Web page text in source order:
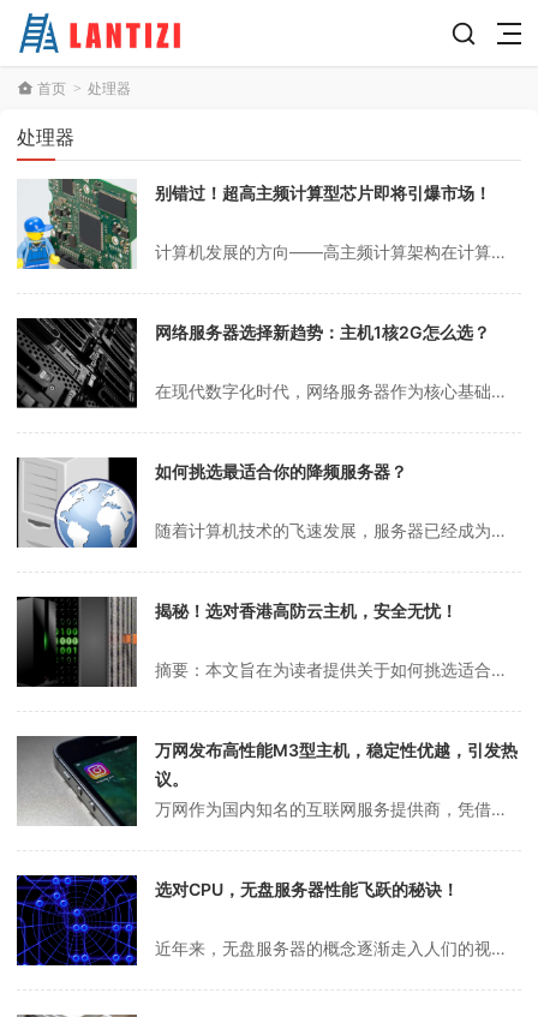
首页 > 处理器
处理器
别错过！超高主频计算型芯片即将引爆市场！
计算机发展的方向——高主频计算架构在计算机技术领域，性能提升始终是核心追求的目标。高主频计算架构作为一种专注于增强计算能力的计算机设计，正逐渐受到广泛关注。本文将深入探讨高主频计算架构的发展趋势以及它在实际应用中的重要作用。高主频计算架构的定义高主频计算架构是指通过提升CPU的时钟频率（主频）来加快计算速度的...
网络服务器选择新趋势：主机1核2G怎么选？
在现代数字化时代，网络服务器作为核心基础设施，承担着网站托管、应用运行、数据存储以及云计算服务等重要职责。选择一台合适的主机并非易事，因为不同的任务对服务器配置有着截然不同的要求。本文将为你提供一份详尽的网络服务器选购指南，特别聚焦于1核2G配置的主机，帮助你做出明智的选择。1. 明确你的实际需求在决定购买1...
如何挑选最适合你的降频服务器？
随着计算机技术的飞速发展，服务器已经成为企业和个人存储与处理数据的重要工具。在众多服务器类型中，降频服务器因其独特的优势逐渐受到市场青睐。所谓降频服务器，是指通过降低CPU运行频率来减少功耗和发热量，从而提升服务器的稳定性和使用寿命。那么，如何选择一款适合自己的降频服务器呢？本文将从多个角度为您提供一些实用的...
揭秘！选对香港高防云主机，安全无忧！
摘要：本文旨在为读者提供关于如何挑选适合自己的香港高防云主机的实用指南。文章将从性能、安全性、价格以及服务质量四个关键维度展开详细分析，帮助大家更全面地了解如何根据自身需求做出明智的选择。一、性能：核心配置决定体验在挑选香港高防云主机时，性能无疑是首要考量因素。优秀的性能不仅能提升网站或应用的运行效率，还能为...
万网发布高性能M3型主机，稳定性优越，引发热
议。
万网作为国内知名的互联网服务提供商，凭借其出色的性能和可靠的稳定性，长期以来深受用户信赖。近期，万网推出了一款全新的M3型主机，其卓越的性能表现令人瞩目，几乎让竞争对手望尘莫及。如果你正在寻找一款高性能的主机产品，这款M3型主机绝对值得关注。M3型主机在性能上的提升堪称革命性。首先，它搭载了最新的英特尔Xeo...
选对CPU，无盘服务器性能飞跃的秘诀！
近年来，无盘服务器的概念逐渐走入人们的视野，受到越来越多企业和IT从业者的关注。所谓无盘服务器，顾名思义，就是没有内置硬盘驱动器的服务器设备，其数据存储主要依赖于外部存储单元。这种设计不仅简化了服务器的硬件结构，还在特定场景下展现出了强大的性能优势。无盘服务器之所以在企业网络环境中日益流行，很大程度上得益于其...